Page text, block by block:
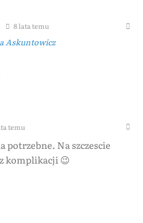
8 lata temu
Askuntowicz
temu
potrzebne. Na szczescie
komplikacji 😉